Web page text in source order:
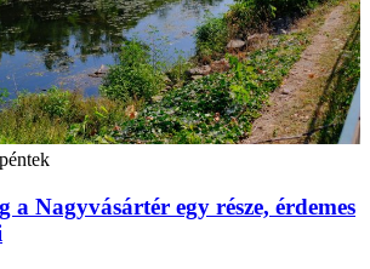
Nagyvásártér egy része, érdemes